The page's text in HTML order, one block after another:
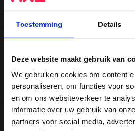
Toestemming Details
Deze website maakt gebruik van
We gebruiken cookies om content
personaliseren, om functies voor
en om ons websiteverkeer te
informatie over uw gebruik van
partners voor social media,
Docent
Kunst en
(deeltijd)